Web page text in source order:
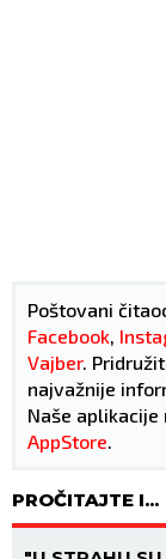
Poštovani
Facebook,
Vajber.
najvažnije
Naše
AppStore.
PROČITAJTE I...